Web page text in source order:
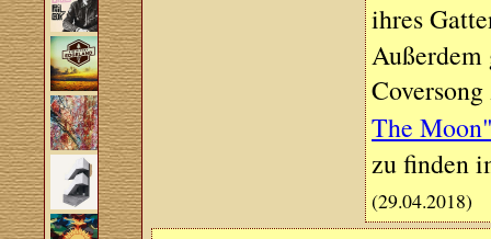
ihres
Außerdem
The
zu finden
(29.04.2018)